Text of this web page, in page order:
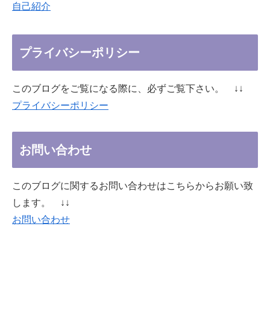
自己紹介
プライバシーポリシー
このブログをご覧になる際に、必ずご覧下さい。 ↓↓
プライバシーポリシー
お問い合わせ
このブログに関するお問い合わせはこちらからお願い致
します。 ↓↓
お問い合わせ